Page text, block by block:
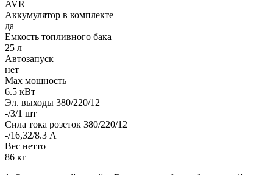
AVR
Аккумулятор в комплекте
да
Емкость топливного бака
25 л
Автозапуск
нет
Max мощность
6.5 кВт
Эл. выходы 380/220/12
-/3/1 шт
Сила тока розеток 380/220/12
-/16,32/8.3 А
Вес нетто
86 кг